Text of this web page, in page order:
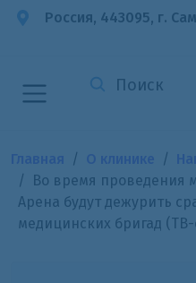
Россия, 443095, г.
Во время проведения
Арена будут дежурить
медицинских бригад